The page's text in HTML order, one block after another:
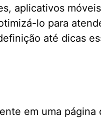
aplicativos
lo para
até dicas
em uma página